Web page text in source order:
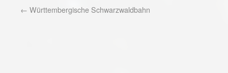
← Württembergische Schwarzwaldbahn